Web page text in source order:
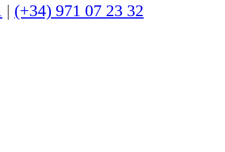
| (+34) 971 07 23 32